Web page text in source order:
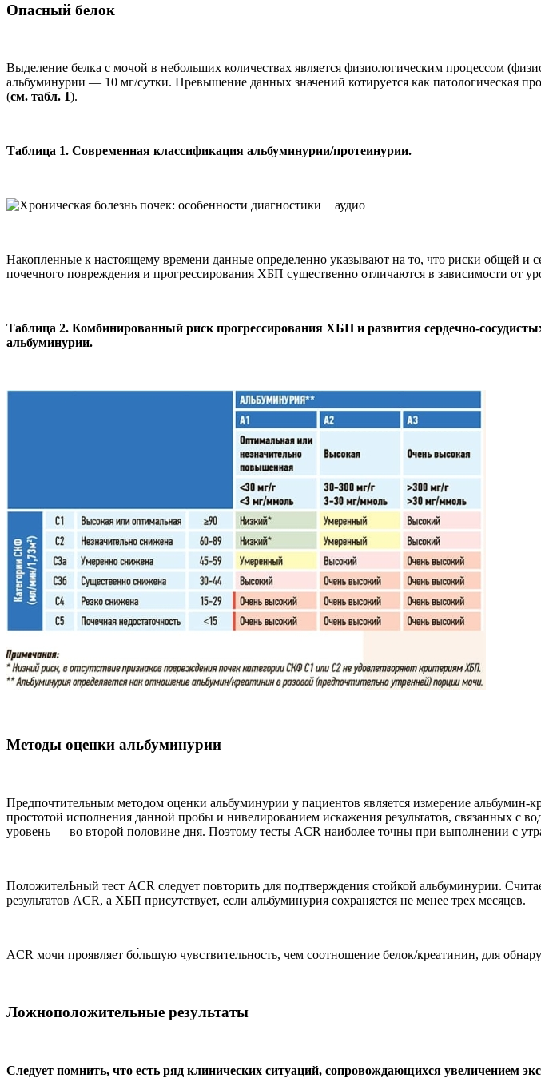
Опасный белок
Выделение белка с мочой в небольших количествах является физиологическим процессом
альбуминурии — 10 мг/сутки. Превышение данных значений котируется как патологическая
(см. табл. 1).
Таблица 1. Современная классификация альбуминурии/протеинурии.
Накопленные к настоящему времени данные определенно указывают на то, что риски общей и
почечного повреждения и прогрессирования ХБП существенно отличаются в зависимости от
Таблица 2. Комбинированный риск прогрессирования ХБП и развития сердечно-
альбуминурии.
Методы оценки альбуминурии
Предпочтительным методом оценки альбуминурии у пациентов является измерение
простотой исполнения данной пробы и нивелированием искажения результатов, связанных
уровень — во второй половине дня. Поэтому тесты ACR наиболее точны при выполнении с
ПоложителЬный тест ACR следует повторить для подтверждения стойкой альбуминурии.
результатов ACR, а ХБП присутствует, если альбуминурия сохраняется не менее трех месяцев.
ACR мочи проявляет бо́льшую чувствительность, чем соотношение белок/креатинин, для
Ложноположительные результаты
Следует помнить, что есть ряд клинических ситуаций, сопровождающихся увеличением